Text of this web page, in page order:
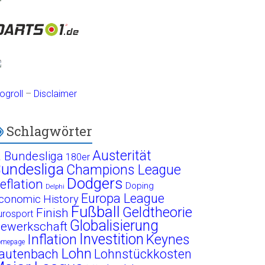
– Disclaimer
Schlagwörter
Bundesliga 180er Austerität
Champions League
Delphi Dodgers Doping
History Europa League
Finish Fußball Geldtheorie
Globalisierung
Inflation Investition Keynes
Lohn Lohnstückkosten